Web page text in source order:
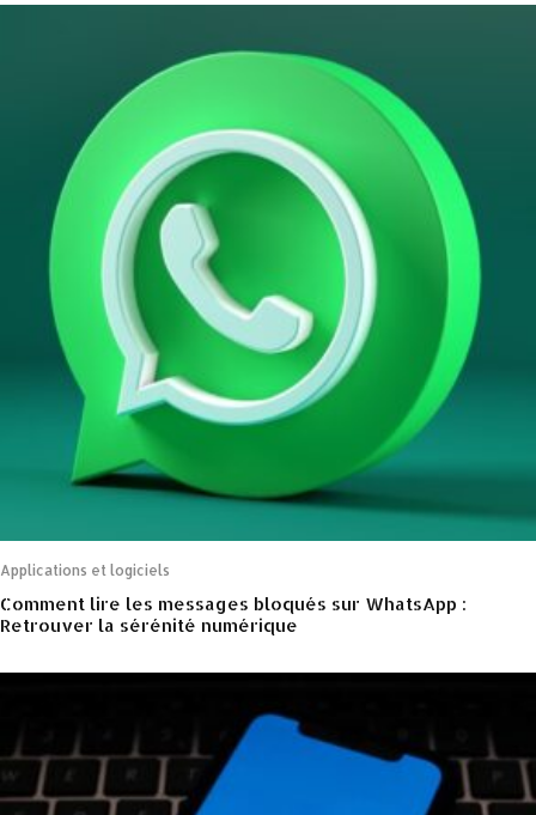
Applications et logiciels
Comment lire les messages bloqués sur WhatsApp :
Retrouver la sérénité numérique